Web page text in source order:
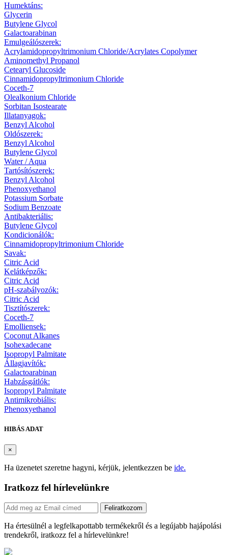
Humektáns:
Glycerin
Butylene Glycol
Galactoarabinan
Emulgeálószerek:
Acrylamidopropyltrimonium Chloride/Acrylates Copolymer
Aminomethyl Propanol
Cetearyl Glucoside
Cinnamidopropyltrimonium Chloride
Coceth-7
Olealkonium Chloride
Sorbitan Isostearate
Illatanyagok:
Benzyl Alcohol
Oldószerek:
Benzyl Alcohol
Butylene Glycol
Water / Aqua
Tartósítószerek:
Benzyl Alcohol
Phenoxyethanol
Potassium Sorbate
Sodium Benzoate
Antibakteriális:
Butylene Glycol
Kondicionálók:
Cinnamidopropyltrimonium Chloride
Savak:
Citric Acid
Kelátképzők:
Citric Acid
pH-szabályozók:
Citric Acid
Tisztítószerek:
Coceth-7
Emolliensek:
Coconut Alkanes
Isohexadecane
Isopropyl Palmitate
Állagjavítók:
Galactoarabinan
Habzásgátlók:
Isopropyl Palmitate
Antimikrobiális:
Phenoxyethanol
HIBÁS ADAT
×
Ha üzenetet szeretne hagyni, kérjük, jelentkezzen be ide.
Iratkozz fel hírlevelünkre
Feliratkozom
Ha értesülnél a legfelkapottabb termékekről és a legújabb hajápolási
trendekről, iratkozz fel a hírlevelünkre!